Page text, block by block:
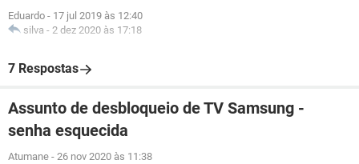
Eduardo - 17 jul 2019 às 12:40
silva - 2 dez 2020 às 17:18
7 Respostas
Assunto de desbloqueio de TV Samsung -
senha esquecida
Atumane - 26 nov 2020 às 11:38